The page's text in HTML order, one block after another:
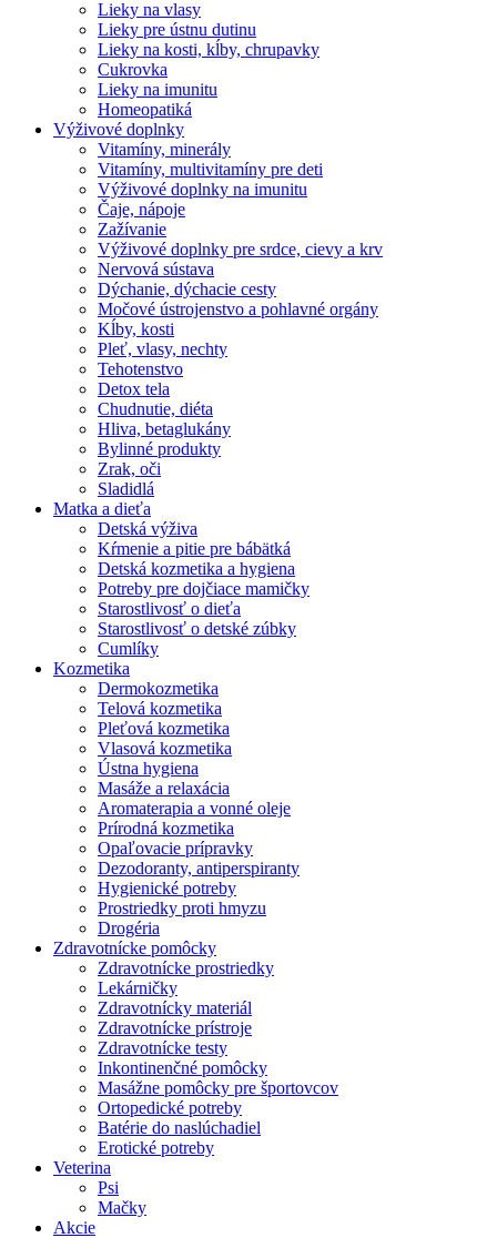
Lieky na vlasy
Lieky pre ústnu dutinu
Lieky na kosti, kĺby, chrupavky
Cukrovka
Lieky na imunitu
Homeopatiká
Výživové doplnky
Vitamíny, minerály
Vitamíny, multivitamíny pre deti
Výživové doplnky na imunitu
Čaje, nápoje
Zažívanie
Výživové doplnky pre srdce, cievy a krv
Nervová sústava
Dýchanie, dýchacie cesty
Močové ústrojenstvo a pohlavné orgány
Kĺby, kosti
Pleť, vlasy, nechty
Tehotenstvo
Detox tela
Chudnutie, diéta
Hliva, betaglukány
Bylinné produkty
Zrak, oči
Sladidlá
Matka a dieťa
Detská výživa
Kŕmenie a pitie pre bábätká
Detská kozmetika a hygiena
Potreby pre dojčiace mamičky
Starostlivosť o dieťa
Starostlivosť o detské zúbky
Cumlíky
Kozmetika
Dermokozmetika
Telová kozmetika
Pleťová kozmetika
Vlasová kozmetika
Ústna hygiena
Masáže a relaxácia
Aromaterapia a vonné oleje
Prírodná kozmetika
Opaľovacie prípravky
Dezodoranty, antiperspiranty
Hygienické potreby
Prostriedky proti hmyzu
Drogéria
Zdravotnícke pomôcky
Zdravotnícke prostriedky
Lekárničky
Zdravotnícky materiál
Zdravotnícke prístroje
Zdravotnícke testy
Inkontinenčné pomôcky
Masážne pomôcky pre športovcov
Ortopedické potreby
Batérie do naslúchadiel
Erotické potreby
Veterina
Psi
Mačky
Akcie